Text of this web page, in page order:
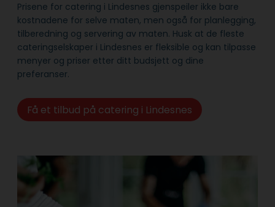
Prisene for catering i Lindesnes gjenspeiler ikke bare
kostnadene for selve maten, men også for planlegging,
tilberedning og servering av maten. Husk at de fleste
cateringselskaper i Lindesnes er fleksible og kan tilpasse
menyer og priser etter ditt budsjett og dine
preferanser.
Få et tilbud på catering i Lindesnes